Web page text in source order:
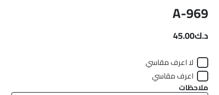
A-969
د.ك45.00
لا اعرف مقاسي
اعرف مقاسي
ملاحظات